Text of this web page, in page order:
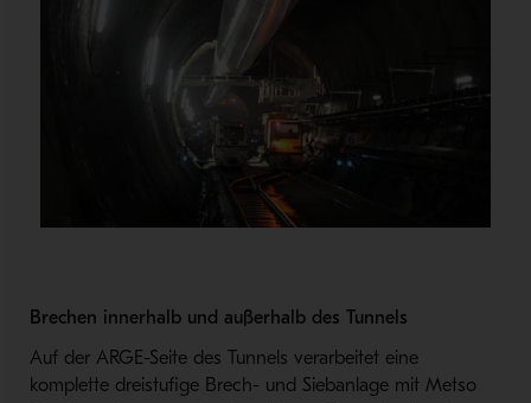
Brechen innerhalb und außerhalb des Tunnels
Auf der ARGE-Seite des Tunnels verarbeitet eine
komplette dreistufige Brech- und Siebanlage mit Metso